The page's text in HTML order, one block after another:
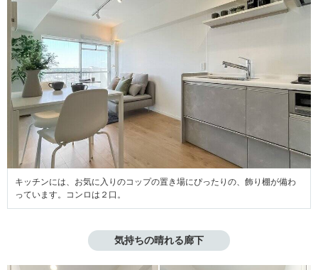
キッチンには、お気に入りのコップの置き場にぴったりの、飾り棚が備わ
っています。コンロは２口。
気持ちの晴れる廊下